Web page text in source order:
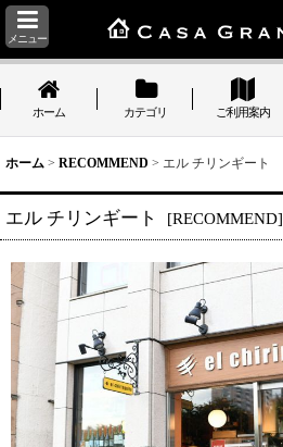
メニュー
ホーム カテゴリ ご利用案内
ホーム > RECOMMEND > エル チリンギート
エル チリンギート [RECOMMEND]